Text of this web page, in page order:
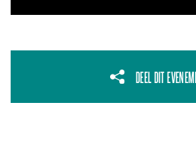
DEEL DIT